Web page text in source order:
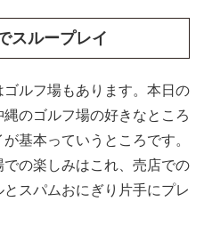
スループレイ
ルフ場もあります。本日の
のゴルフ場の好きなところ
基本っていうところです。
の楽しみはこれ、売店での
スパムおにぎり片手にプレ